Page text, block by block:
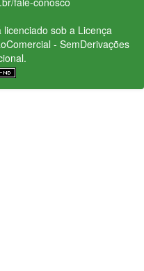
sob a Licença
- SemDerivações